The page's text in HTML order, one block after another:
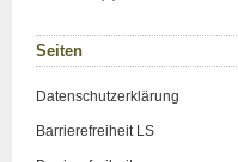
Sei­ten
Daten­schutz­er­klä­rung
Bar­rie­re­frei­heit LS